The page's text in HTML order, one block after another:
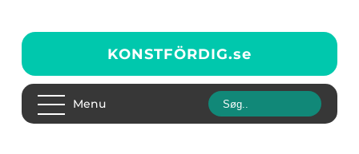
KONSTFÖRDIG.se
Menu